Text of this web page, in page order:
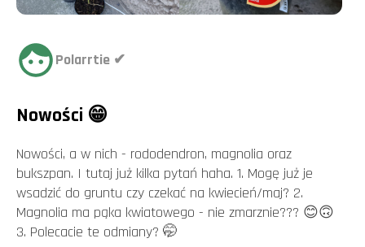
Polarrtie ✔
Nowości 😁
Nowości, a w nich - rododendron, magnolia oraz
bukszpan. I tutaj już kilka pytań haha. 1. Mogę już je
wsadzić do gruntu czy czekać na kwiecień/maj? 2.
Magnolia ma pąka kwiatowego - nie zmarznie??? 😊🙃
3. Polecacie te odmiany? 🤭